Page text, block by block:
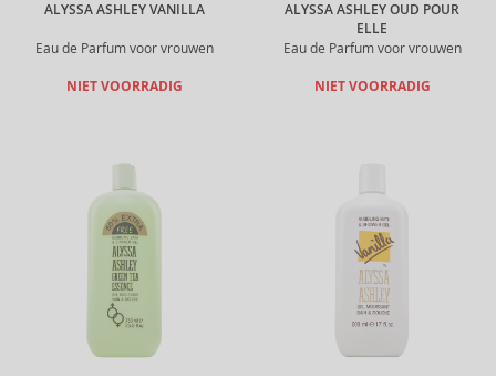
ALYSSA ASHLEY VANILLA
Eau de Parfum voor vrouwen
NIET VOORRADIG
ALYSSA ASHLEY OUD POUR
ELLE
Eau de Parfum voor vrouwen
NIET VOORRADIG